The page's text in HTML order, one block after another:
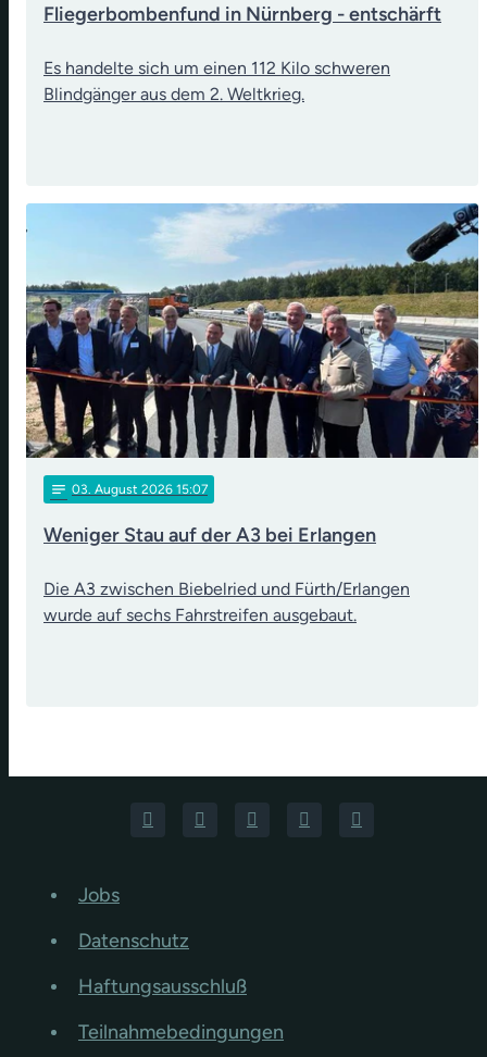
Fliegerbombenfund in Nürnberg - entschärft
Es handelte sich um einen 112 Kilo schweren
Blindgänger aus dem 2. Weltkrieg.
notes 03. August 2026 15:07
Weniger Stau auf der A3 bei Erlangen
Die A3 zwischen Biebelried und Fürth/Erlangen
wurde auf sechs Fahrstreifen ausgebaut.
Jobs
Datenschutz
Haftungsausschluß
Teilnahmebedingungen